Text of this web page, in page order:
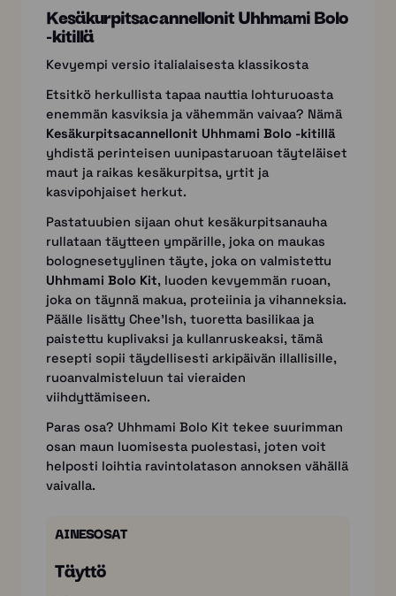
Kesäkurpitsacannellonit Uhhmami Bolo
-kitillä
Kevyempi versio italialaisesta klassikosta
Etsitkö herkullista tapaa nauttia lohturuoasta
enemmän kasviksia ja vähemmän vaivaa? Nämä
Kesäkurpitsacannellonit Uhhmami Bolo -kitillä
yhdistä perinteisen uunipastaruoan täyteläiset
maut ja raikas kesäkurpitsa, yrtit ja
kasvipohjaiset herkut.
Pastatuubien sijaan ohut kesäkurpitsanauha
rullataan täytteen ympärille, joka on maukas
bolognesetyylinen täyte, joka on valmistettu
Uhhmami Bolo Kit, luoden kevyemmän ruoan,
joka on täynnä makua, proteiinia ja vihanneksia.
Päälle lisätty Chee’Ish, tuoretta basilikaa ja
paistettu kuplivaksi ja kullanruskeaksi, tämä
resepti sopii täydellisesti arkipäivän illallisille,
ruoanvalmisteluun tai vieraiden
viihdyttämiseen.
Paras osa? Uhhmami Bolo Kit tekee suurimman
osan maun luomisesta puolestasi, joten voit
helposti loihtia ravintolatason annoksen vähällä
vaivalla.
AINESOSAT
Täyttö